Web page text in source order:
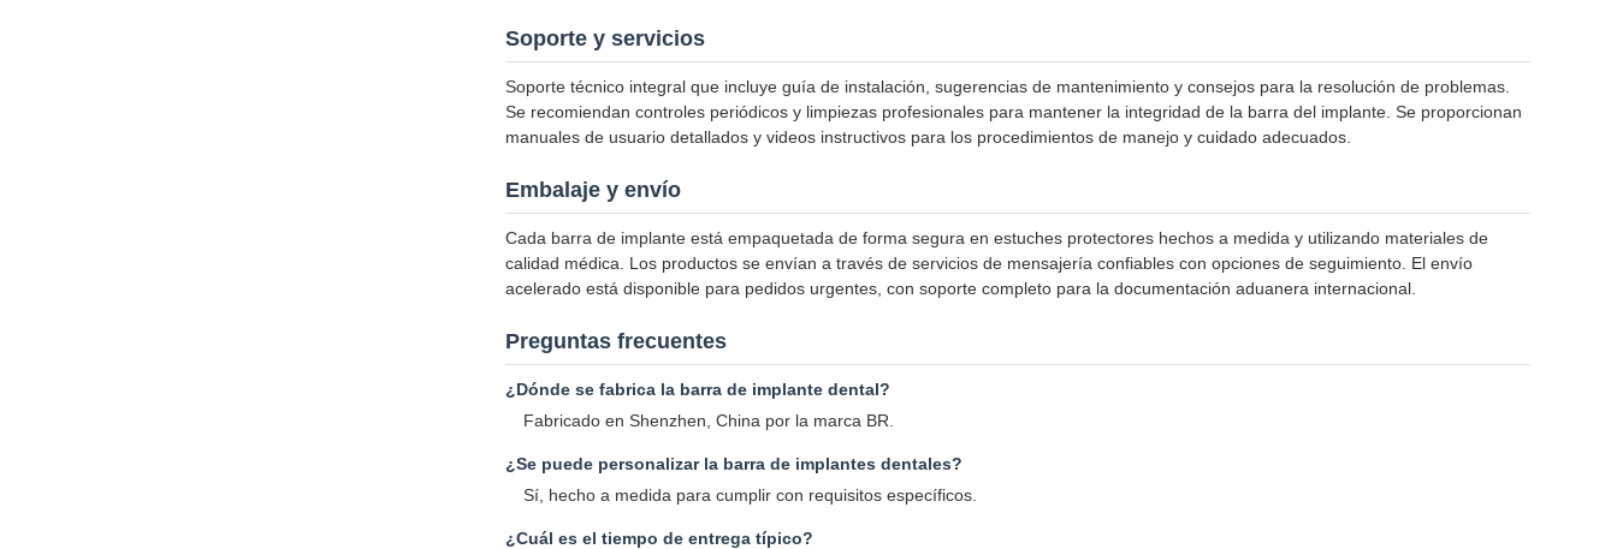
Soporte y servicios
Soporte técnico integral que incluye guía de instalación, sugerencias de mantenimiento y consejos para la resolución de problemas.
Se recomiendan controles periódicos y limpiezas profesionales para mantener la integridad de la barra del implante. Se proporcionan
manuales de usuario detallados y videos instructivos para los procedimientos de manejo y cuidado adecuados.
Embalaje y envío
Cada barra de implante está empaquetada de forma segura en estuches protectores hechos a medida y utilizando materiales de
calidad médica. Los productos se envían a través de servicios de mensajería confiables con opciones de seguimiento. El envío
acelerado está disponible para pedidos urgentes, con soporte completo para la documentación aduanera internacional.
Preguntas frecuentes
¿Dónde se fabrica la barra de implante dental?
Fabricado en Shenzhen, China por la marca BR.
¿Se puede personalizar la barra de implantes dentales?
Sí, hecho a medida para cumplir con requisitos específicos.
¿Cuál es el tiempo de entrega típico?